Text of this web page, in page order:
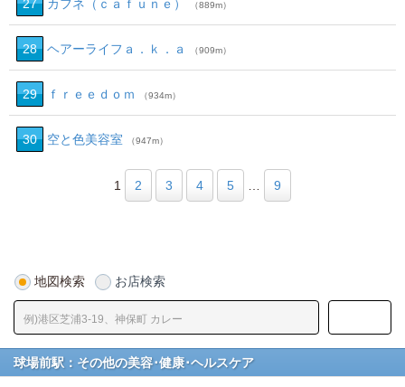
27 カフネ（ｃａｆｕｎｅ） （889m）
28 ヘアーライフａ．ｋ．ａ （909m）
29 ｆｒｅｅｄｏｍ （934m）
30 空と色美容室 （947m）
1 2 3 4 5 9
地図検索 お店検索
球場前駅：その他の美容･健康･ヘルスケア